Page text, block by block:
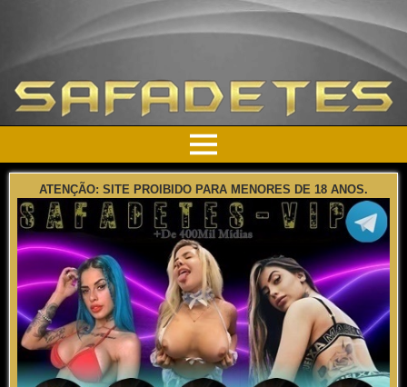
ATENÇÃO: SITE PROIBIDO PARA MENORES DE 18 ANOS.